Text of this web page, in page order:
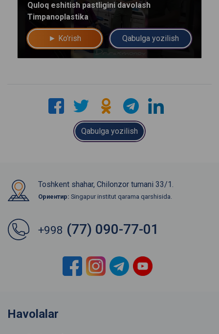
Quloq eshitish pastligini davolash
Timpanoplastika
► Ko'rish Qabulga yozilish
Qabulga yozilish
Toshkent shahar, Chilonzor tumani 33/1.
Ориентир: Singapur institut qarama qarshisida.
+998 (77) 090-77-01
Havolalar
Bizning shifokorlarimiz sizga maslahat berishdan xursand bo'lishadi!
Mutaxassisga yozing yo'q rahmat